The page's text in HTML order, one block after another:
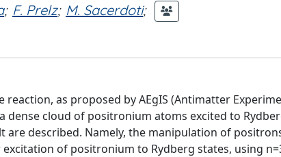
; F. Prelz; M. Sacerdoti;
as proposed by AEgIS (Antimatter
cloud of positronium atoms excited to
are described. Namely, the manipulation of
of positronium to Rydberg states, using